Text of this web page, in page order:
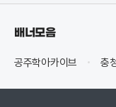
286-2-000008
286-2-000009
286-2-000010
배너모음
공주학아카이브 충